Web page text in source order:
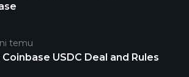
temu
USDC Deal and Rules